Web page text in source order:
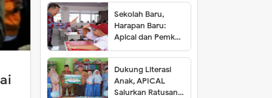
Sekolah Baru,
Harapan Baru:
Apical dan Pemkot
Dumai Resmikan
SDN 001 Lubuk
Gaung
Dukung Literasi
Anak, APICAL
Salurkan Ratusan